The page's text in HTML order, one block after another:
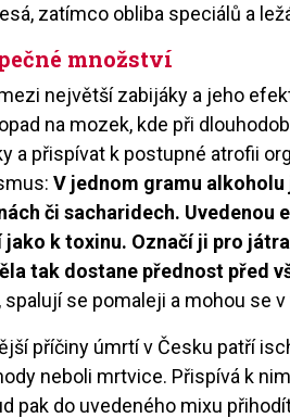
zatímco obliba speciálů a
množství
největší zabijáky a jeho
na mozek, kde při
a přispívat k postupné atrofii
V jednom gramu
či sacharidech. Uvedenou
jako k toxinu. Označí ji pro
tak dostane přednost před
se pomaleji a mohou se v
příčiny úmrtí v Česku patří
neboli mrtvice. Přispívá k
pak do uvedeného mixu